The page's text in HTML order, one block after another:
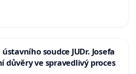
soudce JUDr. Josefa
důvěry ve spravedlivý proces